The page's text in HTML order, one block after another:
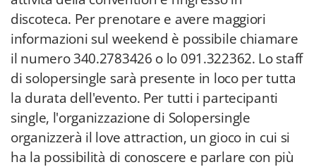
discoteca. Per prenotare e avere maggiori
informazioni sul weekend è possibile chiamare
il numero 340.2783426 o lo 091.322362. Lo staff
di solopersingle sarà presente in loco per tutta
la durata dell'evento. Per tutti i partecipanti
single, l'organizzazione di Solopersingle
organizzerà il love attraction, un gioco in cui si
ha la possibilità di conoscere e parlare con più